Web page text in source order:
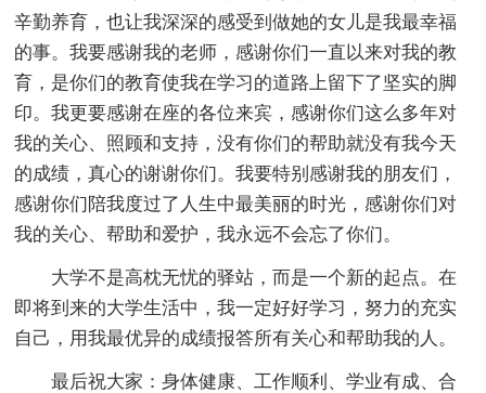
辛勤养育，也让我深深的感受到做她的女儿是我最幸福
的事。我要感谢我的老师，感谢你们一直以来对我的教
育，是你们的教育使我在学习的道路上留下了坚实的脚
印。我更要感谢在座的各位来宾，感谢你们这么多年对
我的关心、照顾和支持，没有你们的帮助就没有我今天
的成绩，真心的谢谢你们。我要特别感谢我的朋友们，
感谢你们陪我度过了人生中最美丽的时光，感谢你们对
我的关心、帮助和爱护，我永远不会忘了你们。
大学不是高枕无忧的驿站，而是一个新的起点。在
即将到来的大学生活中，我一定好好学习，努力的充实
自己，用我最优异的成绩报答所有关心和帮助我的人。
最后祝大家：身体健康、工作顺利、学业有成、合